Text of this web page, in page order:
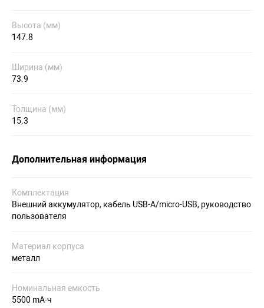
Высота (мм)
147.8
Ширина (мм)
73.9
Толщина (мм)
15.3
Дополнительная информация
Комплектация
Внешний аккумулятор, кабель USB-A/micro-USB, руководство
пользователя
Материал корпуса
металл
Номинальная емкость
5500 mA-ч